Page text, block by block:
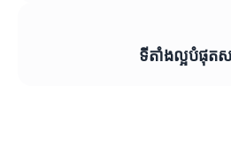
ទីតាំងល្អបំផុត